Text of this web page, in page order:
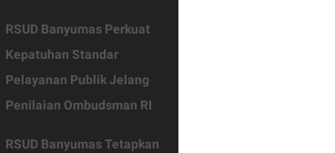
RSUD Banyumas Perkuat
Kepatuhan Standar
Pelayanan Publik Jelang
Penilaian Ombudsman RI
RSUD Banyumas Tetapkan